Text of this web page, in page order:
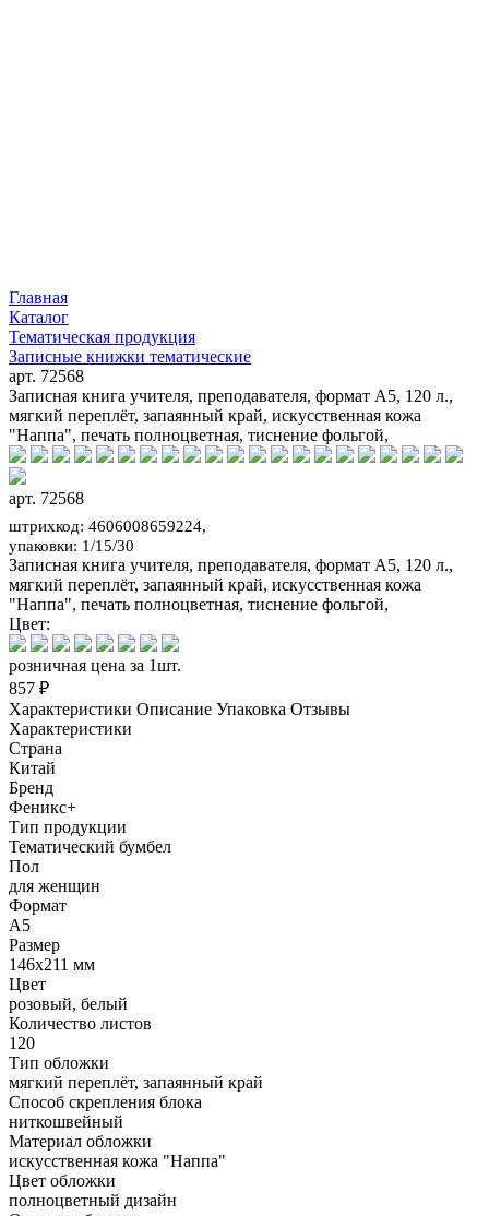
Главная
Каталог
Тематическая продукция
Записные книжки тематические
арт. 72568
Записная книга учителя, преподавателя, формат А5, 120 л.,
мягкий переплёт, запаянный край, искусственная кожа
"Наппа", печать полноцветная, тиснение фольгой,
арт. 72568
штрихкод: 4606008659224,
упаковки: 1/15/30
Записная книга учителя, преподавателя, формат А5, 120 л.,
мягкий переплёт, запаянный край, искусственная кожа
"Наппа", печать полноцветная, тиснение фольгой,
Цвет:
розничная цена за 1шт.
857 ₽
Характеристики Описание Упаковка Отзывы
Характеристики
Страна
Китай
Бренд
Феникс+
Тип продукции
Тематический бумбел
Пол
для женщин
Формат
А5
Размер
146х211 мм
Цвет
розовый, белый
Количество листов
120
Тип обложки
мягкий переплёт, запаянный край
Способ скрепления блока
ниткошвейный
Материал обложки
искусственная кожа "Наппа"
Цвет обложки
полноцветный дизайн